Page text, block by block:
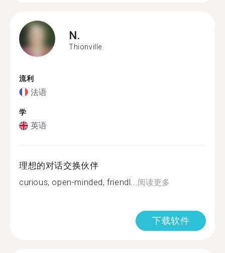
N.
Thionville
流利
法语
学
英语
理想的对话交换伙伴
curious, open-minded, friendl...阅读更多
下载软件